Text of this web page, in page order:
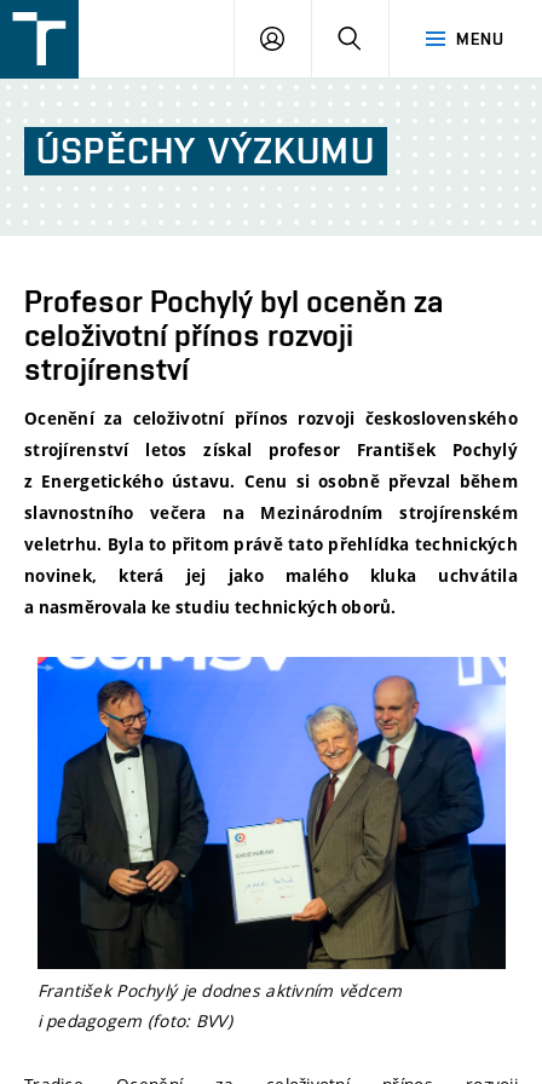
v
Brně
MENU
PŘIHLÁŠENÍ
ÚSPĚCHY VÝZKUMU
Profesor Pochylý byl oceněn za
celoživotní přínos rozvoji
strojírenství
Ocenění za celoživotní přínos rozvoji československého
strojírenství letos získal profesor František Pochylý
z Energetického ústavu. Cenu si osobně převzal během
slavnostního večera na Mezinárodním strojírenském
veletrhu. Byla to přitom právě tato přehlídka technických
novinek, která jej jako malého kluka uchvátila
a nasměrovala ke studiu technických oborů.
František Pochylý je dodnes aktivním vědcem
i pedagogem (foto: BVV)